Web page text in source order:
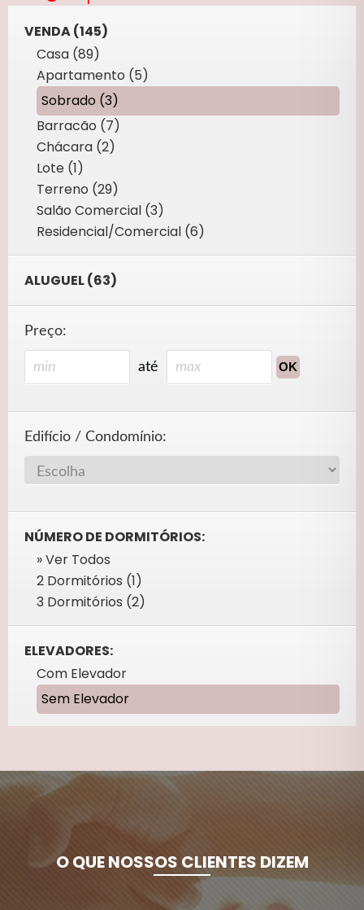
VENDA (145)
Casa (89)
Apartamento (5)
Sobrado (3)
Barracão (7)
Chácara (2)
Lote (1)
Terreno (29)
Salão Comercial (3)
Residencial/Comercial (6)
ALUGUEL (63)
Preço:
até
Edifício / Condomínio:
NÚMERO DE DORMITÓRIOS:
» Ver Todos
2 Dormitórios (1)
3 Dormitórios (2)
ELEVADORES:
Com Elevador
Sem Elevador
O QUE NOSSOS CLIENTES DIZEM